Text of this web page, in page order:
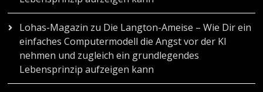
Lohas-Magazin zu Die Langton-Ameise – Wie Dir ein
einfaches Computermodell die Angst vor der KI
nehmen und zugleich ein grundlegendes
Lebensprinzip aufzeigen kann